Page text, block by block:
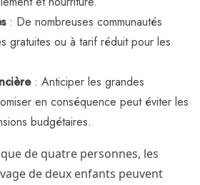
: De nombreuses communautés
gratuites ou à tarif réduit pour les
: Anticiper les grandes
en conséquence peut éviter les
budgétaires.
de quatre personnes, les
de deux enfants peuvent